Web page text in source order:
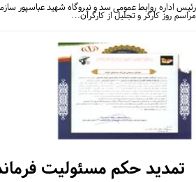
اداره روابط عمومی سد و نیروگاه شهید عباسپور
روز کارگر و تجلیل از کارگران…
تمدید حکم مسئولیت